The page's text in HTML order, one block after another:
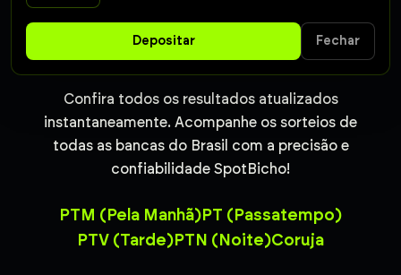
Depositar Fechar
Resultado do Jogo do
Bicho Deu no Poste
Confira todos os resultados atualizados
instantaneamente. Acompanhe os sorteios de
todas as bancas do Brasil com a precisão e
confiabilidade SpotBicho!
PTM (Pela Manhã)PT (Passatempo)
PTV (Tarde)PTN (Noite)Coruja